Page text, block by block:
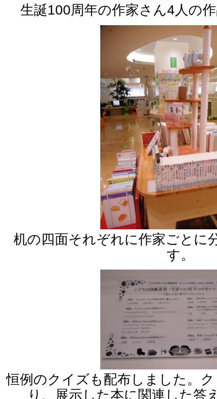
生誕100周年の作家さん4人の
机の四面それぞれに作家ごとに
す。
恒例のクイズも配布しました。
り、展示した本に関連した答